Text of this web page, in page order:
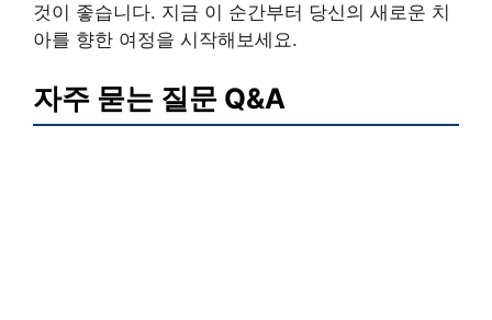
것이 좋습니다. 지금 이 순간부터 당신의 새로운 치
아를 향한 여정을 시작해보세요.
자주 묻는 질문 Q&A